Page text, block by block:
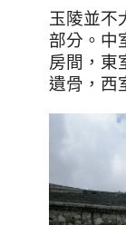
玉陵並不
部分。中
房間，東
遺骨，西